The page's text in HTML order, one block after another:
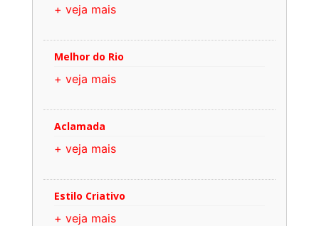
+ veja mais
Melhor do Rio
+ veja mais
Aclamada
+ veja mais
Estilo Criativo
+ veja mais